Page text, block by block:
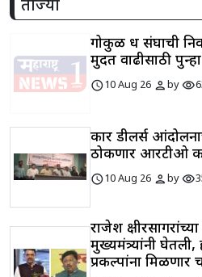
ताज्या
गोकुळ दूध संघाची
मुदत वाढीसाठी
schedule10 Aug 26 personbyvisibility
कार डीलर्स
ठोकणार आरटीओ
schedule10 Aug 26 personbyvisibility
राजेश
मुख्यमंत्र्यांनी घेतली,
प्रकल्पांना मिळणार